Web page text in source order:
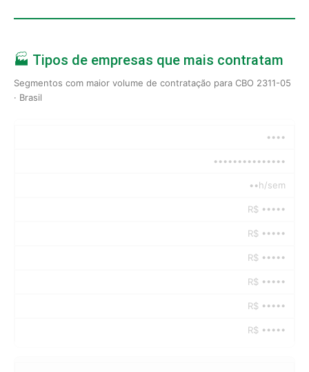
🏭 Tipos de empresas que mais contratam
Segmentos com maior volume de contratação para CBO 2311-05
· Brasil
••••
•••••••••••••••
••h/sem
R$ •••••
R$ •••••
R$ •••••
R$ •••••
R$ •••••
R$ •••••